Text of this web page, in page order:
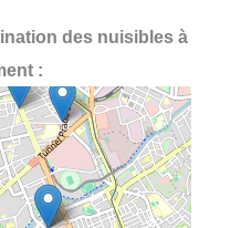
des nuisibles à
: